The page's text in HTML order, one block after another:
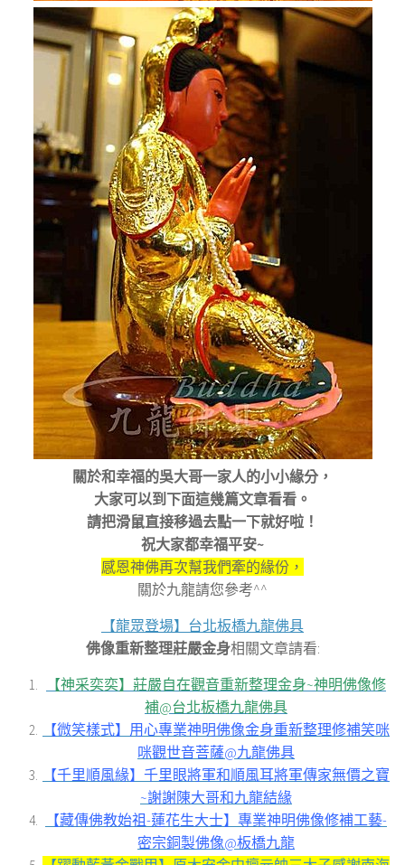
關於和幸福的吳大哥一家人的小小緣分，
大家可以到下面這幾篇文章看看。
請把滑鼠直接移過去點一下就好啦！
祝大家都幸福平安~
感恩神佛再次幫我們牽的緣份，
關於九龍請您參考^^
【龍眾登場】台北板橋九龍佛具
佛像重新整理莊嚴金身相關文章請看:
【神采奕奕】莊嚴自在觀音重新整理金身~神明佛像修
補@台北板橋九龍佛具
【微笑樣式】用心專業神明佛像金身重新整理修補笑咪
咪觀世音菩薩@九龍佛具
【千里順風緣】千里眼將軍和順風耳將軍傳家無價之寶
~謝謝陳大哥和九龍結緣
【藏傳佛教始祖-蓮花生大士】專業神明佛像修補工藝-
密宗銅製佛像@板橋九龍